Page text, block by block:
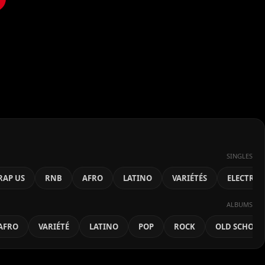
SINGLES
US RNB AFRO LATINO VARIÉTÉS ELECTRO
ALBUMS
VARIÉTÉ LATINO POP ROCK OLD SCHOOL